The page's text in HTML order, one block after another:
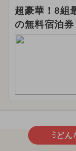
超豪華！8組
の無料宿泊券
どん